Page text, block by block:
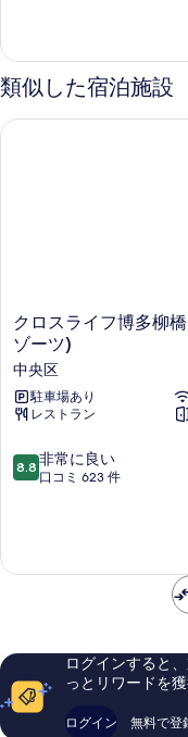
真
を
表
ー
ム
禁
煙
真
を
示
る
付
ツ
イ
ル
類似した宿泊施設
ク
ロ
ス
ラ
イ
フ
多
柳
ク
ル
＆
リ
クロスライフ博多柳
ゾーツ)
中央区
駐車場あり
レストラン
10
段
常
口
ミ
623
8.8 非常に良い
口コミ 623 件
クロスライフ博多柳橋
ログインすると
っとリワードを
ログイン 無料で登